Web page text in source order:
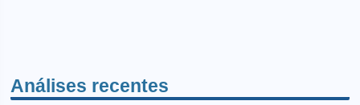
Análises recentes